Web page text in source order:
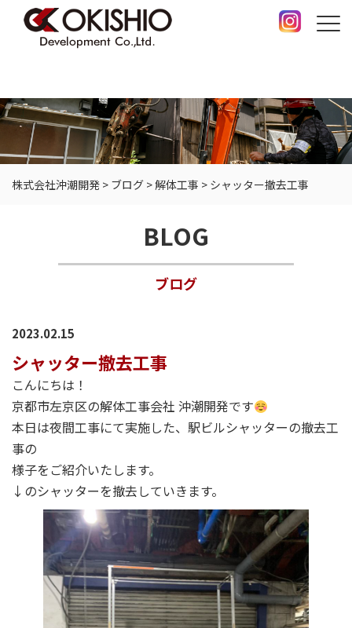
株式会社沖潮開発 > ブログ >解体工事 > シャッター撤去工事
BLOG
ブログ
2023.02.15
シャッター撤去工事
こんにちは！
京都市左京区の解体工事会社 沖潮開発です
本日は夜間工事にて実施した、駅ビルシャッターの撤去工
事の
様子をご紹介いたします。
↓のシャッターを撤去していきます。